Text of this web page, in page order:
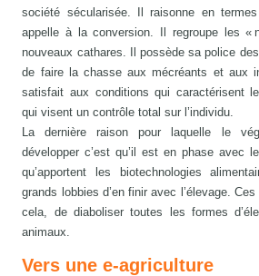
société sécularisée. Il raisonne en
appelle à la conversion. Il regroupe les «
nouveaux cathares. Il possède sa police
de faire la chasse aux mécréants et aux
satisfait aux conditions qui caractérisent
qui visent un contrôle total sur l’individu.
La dernière raison pour laquelle le
développer c’est qu’il est en phase avec
qu’apportent les biotechnologies
grands lobbies d’en finir avec l’élevage.
cela, de diaboliser toutes les formes
animaux.
Vers une e-agriculture